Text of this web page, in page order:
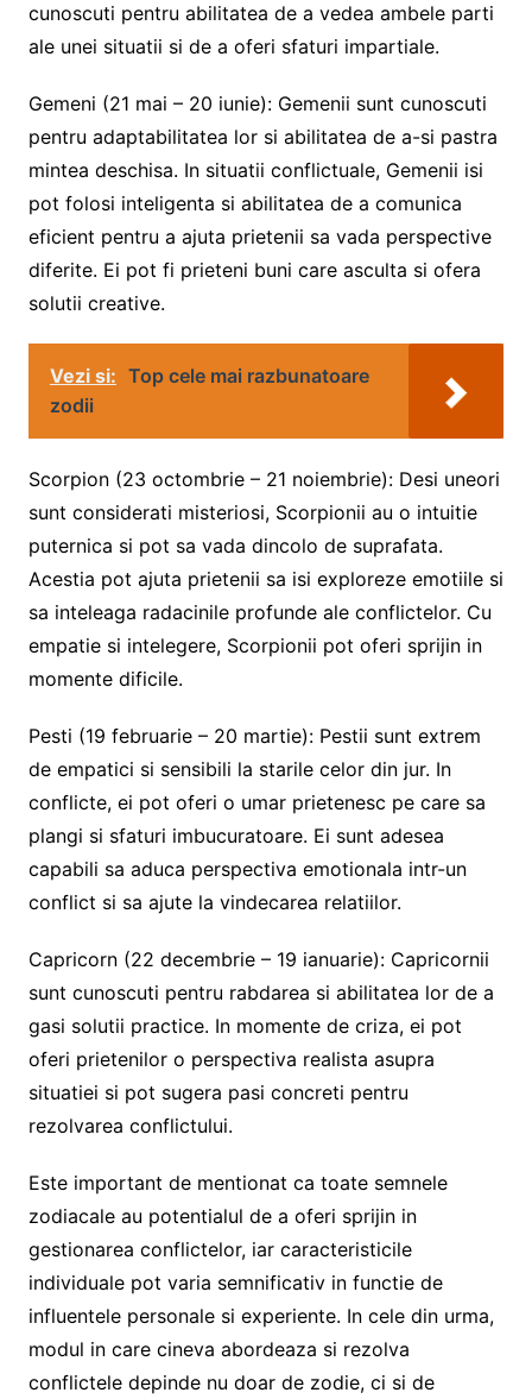
cunoscuti pentru abilitatea de a vedea ambele parti
ale unei situatii si de a oferi sfaturi impartiale.
Gemeni (21 mai – 20 iunie): Gemenii sunt cunoscuti
pentru adaptabilitatea lor si abilitatea de a-si pastra
mintea deschisa. In situatii conflictuale, Gemenii isi
pot folosi inteligenta si abilitatea de a comunica
eficient pentru a ajuta prietenii sa vada perspective
diferite. Ei pot fi prieteni buni care asculta si ofera
solutii creative.
Vezi si: Top cele mai razbunatoare
zodii
Scorpion (23 octombrie – 21 noiembrie): Desi uneori
sunt considerati misteriosi, Scorpionii au o intuitie
puternica si pot sa vada dincolo de suprafata.
Acestia pot ajuta prietenii sa isi exploreze emotiile si
sa inteleaga radacinile profunde ale conflictelor. Cu
empatie si intelegere, Scorpionii pot oferi sprijin in
momente dificile.
Pesti (19 februarie – 20 martie): Pestii sunt extrem
de empatici si sensibili la starile celor din jur. In
conflicte, ei pot oferi o umar prietenesc pe care sa
plangi si sfaturi imbucuratoare. Ei sunt adesea
capabili sa aduca perspectiva emotionala intr-un
conflict si sa ajute la vindecarea relatiilor.
Capricorn (22 decembrie – 19 ianuarie): Capricornii
sunt cunoscuti pentru rabdarea si abilitatea lor de a
gasi solutii practice. In momente de criza, ei pot
oferi prietenilor o perspectiva realista asupra
situatiei si pot sugera pasi concreti pentru
rezolvarea conflictului.
Este important de mentionat ca toate semnele
zodiacale au potentialul de a oferi sprijin in
gestionarea conflictelor, iar caracteristicile
individuale pot varia semnificativ in functie de
influentele personale si experiente. In cele din urma,
modul in care cineva abordeaza si rezolva
conflictele depinde nu doar de zodie, ci si de